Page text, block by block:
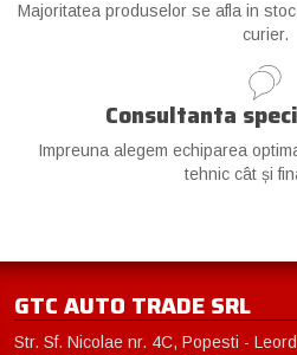
Majoritatea produselor se afla in
curier.
Consultanta
Impreuna alegem echiparea
tehnic cât și
GTC AUTO TRADE SRL
Str. Sf. Nicolae nr. 4C, Popesti -